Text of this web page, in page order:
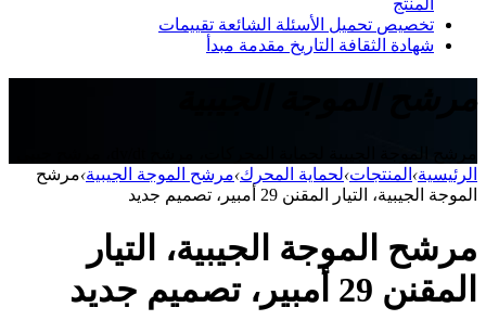
تخصيص تحميل الأسئلة الشائعة تقييمات
شهادة الثقافة التاريخ مقدمة مبدأ
الرئيسية› المنتجات›لحماية المحرك›مرشح الموجة الجيبية›مرشح
الموجة الجيبية، التيار المقنن 29 أمبير، تصميم جديد
مرشح الموجة الجيبية، التيار
المقنن 29 أمبير، تصميم جديد